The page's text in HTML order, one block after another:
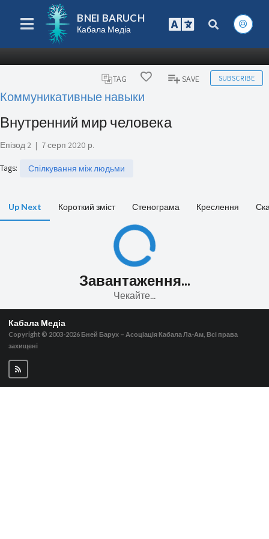
BNEI BARUCH
Кабала Медіа
TAG SAVE SUBSCRIBE
Коммуникативные навыки
Внутренний мир человека
Епізод 2 | 7 серп 2020 р.
Tags: Спілкування між людьми
Up Next Короткий зміст Стенограма Креслення
Завантаження...
Чекайте...
Кабала Медіа
Copyright © 2003-2026 Бней Барух – Асоціація Кабала Ла-Ам, Всі права
захищені